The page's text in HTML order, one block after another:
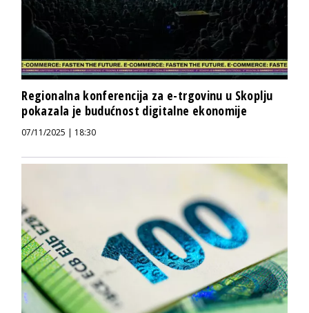
Regionalna konferencija za e-trgovinu u Skoplju
pokazala je budućnost digitalne ekonomije
07/11/2025 | 18:30